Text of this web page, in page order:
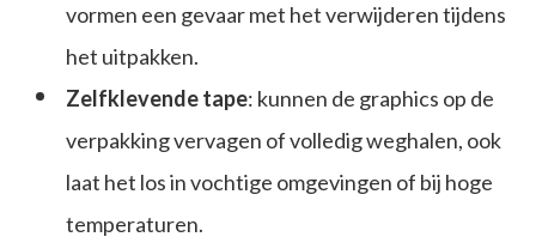
vormen een gevaar met het verwijderen tijdens
het uitpakken.
Zelfklevende tape: kunnen de graphics op de
verpakking vervagen of volledig weghalen, ook
laat het los in vochtige omgevingen of bij hoge
temperaturen.